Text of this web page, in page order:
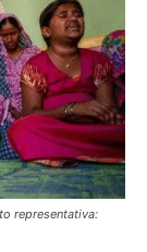
representativa: